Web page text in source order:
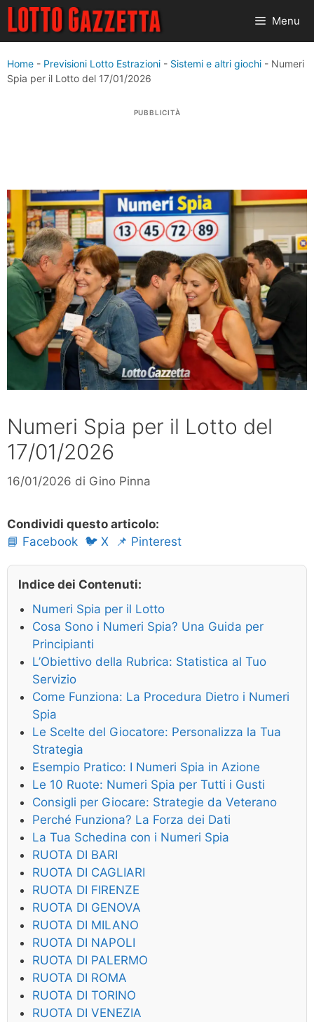
Vai
contenuto
Menu
Home - Previsioni Lotto Estrazioni - Sistemi e altri giochi - Numeri
Spia per il Lotto del 17/01/2026
PUBBLICITÀ
Numeri Spia per il Lotto del
17/01/2026
16/01/2026 di Gino Pinna
Condividi questo articolo:
📘 Facebook 🐦 X 📌 Pinterest
Indice dei Contenuti:
Numeri Spia per il Lotto
Cosa Sono i Numeri Spia? Una Guida per
Principianti
L’Obiettivo della Rubrica: Statistica al Tuo
Servizio
Come Funziona: La Procedura Dietro i Numeri
Spia
Le Scelte del Giocatore: Personalizza la Tua
Strategia
Esempio Pratico: I Numeri Spia in Azione
Le 10 Ruote: Numeri Spia per Tutti i Gusti
Consigli per Giocare: Strategie da Veterano
Perché Funziona? La Forza dei Dati
La Tua Schedina con i Numeri Spia
RUOTA DI BARI
RUOTA DI CAGLIARI
RUOTA DI FIRENZE
RUOTA DI GENOVA
RUOTA DI MILANO
RUOTA DI NAPOLI
RUOTA DI PALERMO
RUOTA DI ROMA
RUOTA DI TORINO
RUOTA DI VENEZIA